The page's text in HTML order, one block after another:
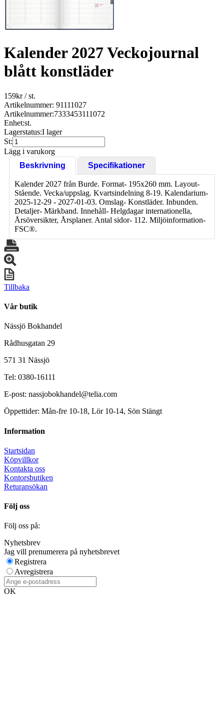
Kalender 2027 Veckojournal
blått konstläder
159kr/ st.
Artikelnummer: 91111027
Artikelnummer:7333453111072
Enhet:st.
Lagerstatus:I lager
St:
Lägg i varukorg
Beskrivning
Specifikationer
Kalender 2027 från Burde. Format- 195x260 mm. Layout-
Stående. Vecka/uppslag. Kvartsindelning 8-19. Kalendarium-
2025-12-29 - 2027-01-03. Omslag- Konstläder. Inbunden.
Detaljer- Märkband. Innehåll- Helgdagar internationella,
Årsöversikter, Årsplaner. Antal sidor- 112. Miljöinformation-
FSC®.
Tillbaka
Vår butik
Nässjö Bokhandel
Rådhusgatan 29
571 31 Nässjö
Tel: 0380-16111
E-post: nassjobokhandel@telia.com
Öppettider: Mån-fre 10-18, Lör 10-14, Sön Stängt
Information
Startsidan
Köpvillkor
Kontakta oss
Kontorsbutiken
Returansökan
Följ oss
Följ oss på:
Nyhetsbrev
Jag vill prenumerera på nyhetsbrevet
Registrera
Avregistrera
OK